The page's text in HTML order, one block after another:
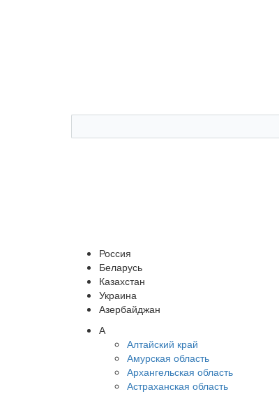
Россия
Беларусь
Казахстан
Украина
Азербайджан
А
Алтайский край
Амурская область
Архангельская область
Астраханская область